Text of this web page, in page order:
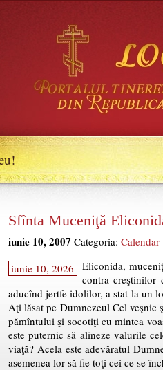
Sfînta Muceniţă
iunie 10, 2007 Categoria: Calendar
iunie 10, 2026
Eliconida,
contra creştinilor
aducînd jertfe idolilor, a stat la un
Aţi lăsat pe Dumnezeul Cel
pămîntului şi socotiţi cu mintea
este puternic să alineze valurile
viaţă? Acela este adevăratul
asemenea lor să fie toţi cei ce se